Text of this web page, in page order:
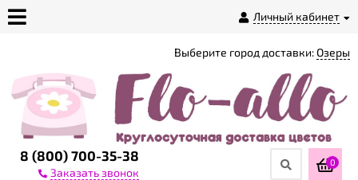
Личный кабинет
магазине
Доставка
8 (800) 700-35-38
Заказать звонок
Выберите город доставки:Озеры
0